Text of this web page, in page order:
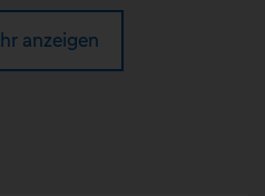
anzeigen